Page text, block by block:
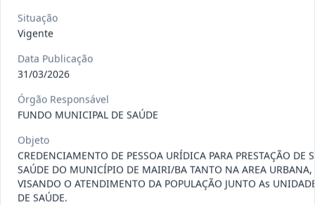
Termo
Inicial
011-
Termo
Inicial
Contratação de empresa especializada
Situação : Encerrado Data: 04/08/2026 Ver detalhes
Situação
Vigente
Data Publicação
31/03/2026
Órgão Responsável
FUNDO MUNICIPAL DE SAÚDE
Objeto
CREDENCIAMENTO DE PESSOA URÍDICA PARA PRESTAÇÃO DE
SAÚDE DO MUNICÍPIO DE MAIRI/BA TANTO NA AREA
VISANDO O ATENDIMENTO DA POPULAÇÃO JUNTO As
DE SAÚDE.